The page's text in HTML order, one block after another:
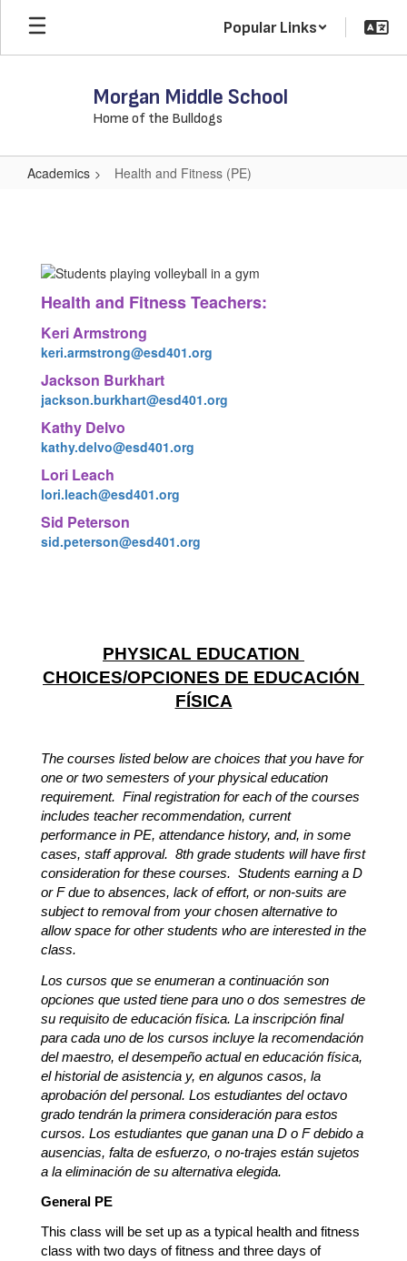
Skip
main
Popular Links
Morgan Middle School
Home of the Bulldogs
Academics Health and Fitness (PE)
Fitness
(PE)
Health and Fitness Teachers:
Keri Armstrong
keri.armstrong@esd401.org
Jackson Burkhart
jackson.burkhart@esd401.org
Kathy Delvo
kathy.delvo@esd401.org
Lori Leach
lori.leach@esd401.org
Sid Peterson
sid.peterson@esd401.org
PHYSICAL EDUCATION
CHOICES/OPCIONES DE EDUCACIÓN
FÍSICA
The courses listed below are choices that you have for
one or two semesters of your physical education
requirement. Final registration for each of the courses
includes teacher recommendation, current
performance in PE, attendance history, and, in some
cases, staff approval.  8th grade students will have first
consideration for these courses. Students earning a D
or F due to absences, lack of effort, or non-suits are
subject to removal from your chosen alternative to
allow space for other students who are interested in the
class.
Los cursos que se enumeran a continuación son
opciones que usted tiene para uno o dos semestres de
su requisito de educación física. La inscripción final
para cada uno de los cursos incluye la recomendación
del maestro, el desempeño actual en educación física,
el historial de asistencia y, en algunos casos, la
aprobación del personal. Los estudiantes del octavo
grado tendrán la primera consideración para estos
cursos. Los estudiantes que ganan una D o F debido a
ausencias, falta de esfuerzo, o no-trajes están sujetos
a la eliminación de su alternativa elegida.
General PE
This class will be set up as a typical health and fitness
class with two days of fitness and three days of